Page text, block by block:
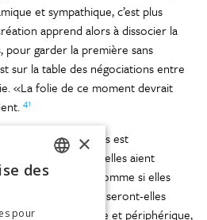
et sympathique, c’est plus
apprend alors à dissocier la
pour garder la première sans
sur la table des négociations entre
«La folie de ce moment devrait
41
de ces divinités est
pas pour autant qu’elles aient
évacuées comme si elles
dans la Fête? Ou, seront-elles
apparition furtive et périphérique,
×
des
pour